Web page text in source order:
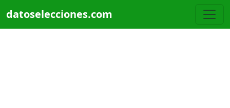
datoselecciones.com